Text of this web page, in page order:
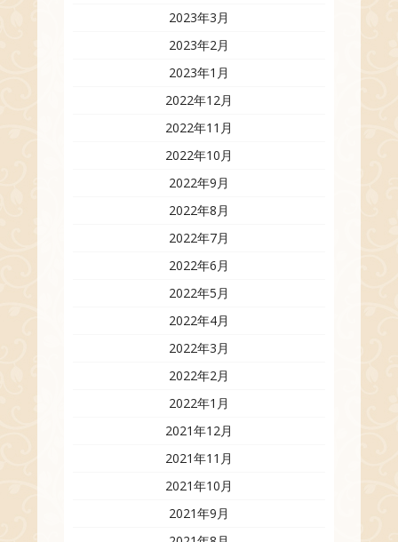
2023年3月
2023年2月
2023年1月
2022年12月
2022年11月
2022年10月
2022年9月
2022年8月
2022年7月
2022年6月
2022年5月
2022年4月
2022年3月
2022年2月
2022年1月
2021年12月
2021年11月
2021年10月
2021年9月